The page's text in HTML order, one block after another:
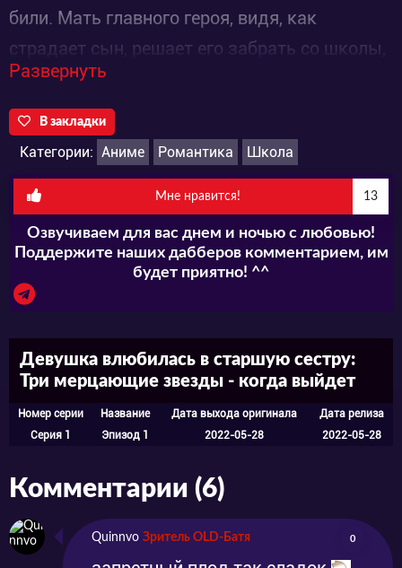
били. Мать главного героя, видя, как
страдает сын, решает его забрать со школы,
и перевести в учебное заведение для
девочек. Там он получит полную
безопасность, так как выступит в роли…
девушки. Ведь с этого момента парня
больше не будет, а на его месте появится
эффектная блондинка, которую зовут Чихая
Кисокономия. Молодой человек
действительно становится похожим на
формам и другим особенностям.
Казалось бы, что он будет просто ещё одной
ученицей в школе, но резко к нему пристают
парни. Чихая, оказался в опасном
положении, но его спасает девушка по имени
Каруко. После этого главный герой
Развернуть
В закладки
Категории: Аниме Романтика Школа
Мне нравится! 13
Озвучиваем для вас днем и ночью с любовью!
Поддержите наших дабберов комментарием, им
будет приятно! ^^
Девушка влюбилась в старшую сестру:
Три мерцающие звезды - когда выйдет
Номер серии Название Дата выхода оригинала
Дата релиза
Серия 1
Эпизод 1 2022-05-28 2022-05-28
Комментарии (6)
Quinnvo Зритель OLD-Батя 0